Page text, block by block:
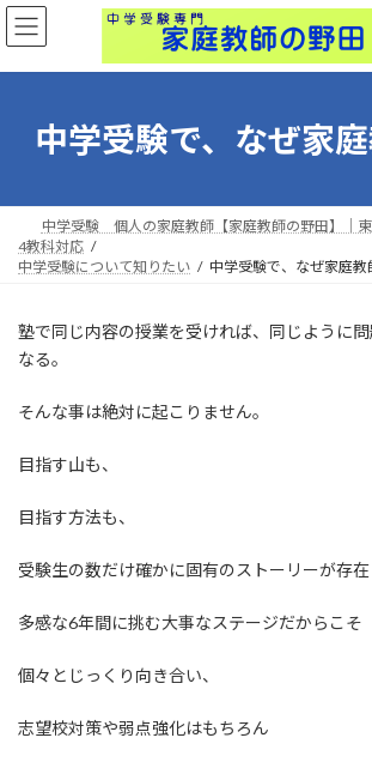
コ
ン
ッ
ナ
ビ
移
中学受験で、なぜ家
中学受験 個人の家庭教師【家庭教師の野田】｜
4教科対応
中学受験について知りたい
中学受験で、なぜ家庭教
塾で同じ内容の授業を受ければ、同じように
なる。
そんな事は絶対に起こりません。
目指す山も、
目指す方法も、
受験生の数だけ確かに固有のストーリーが存在
多感な6年間に挑む大事なステージだからこそ
個々とじっくり向き合い、
志望校対策や弱点強化はもちろん